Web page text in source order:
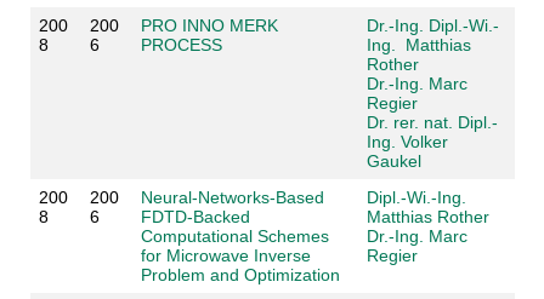
200
8
200
6
PRO INNO MERK
PROCESS
Dr.-Ing. Dipl.-Wi.-
Ing. Matthias
Rother
Dr.-Ing. Marc
Regier
Dr. rer. nat. Dipl.-
Ing. Volker
Gaukel
200
8
200
6
Neural-Networks-Based
FDTD-Backed
Computational Schemes
for Microwave Inverse
Problem and Optimization
Dipl.-Wi.-Ing.
Matthias Rother
Dr.-Ing. Marc
Regier